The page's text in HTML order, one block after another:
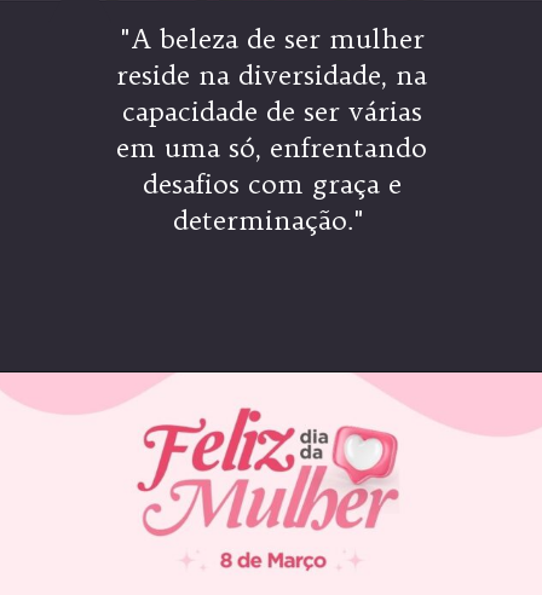
"A beleza de ser mulher
reside na diversidade, na
capacidade de ser várias
em uma só, enfrentando
desafios com graça e
determinação."
Opening